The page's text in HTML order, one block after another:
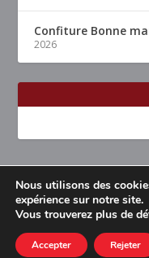
Confiture Bonne
2026
Conçu par Elegant
Accueil Restaurants
Nous utilisons des
expérience sur notre site.
Vous trouverez plus de
Accepter Rejeter